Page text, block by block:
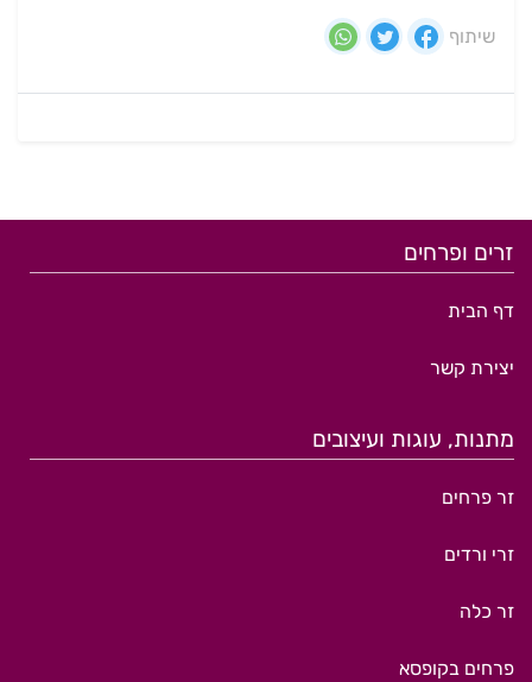
שיתוף
זרים ופרחים
דף הבית
יצירת קשר
מתנות, עוגות ועיצובים
זר פרחים
זרי ורדים
זר כלה
פרחים בקופסא